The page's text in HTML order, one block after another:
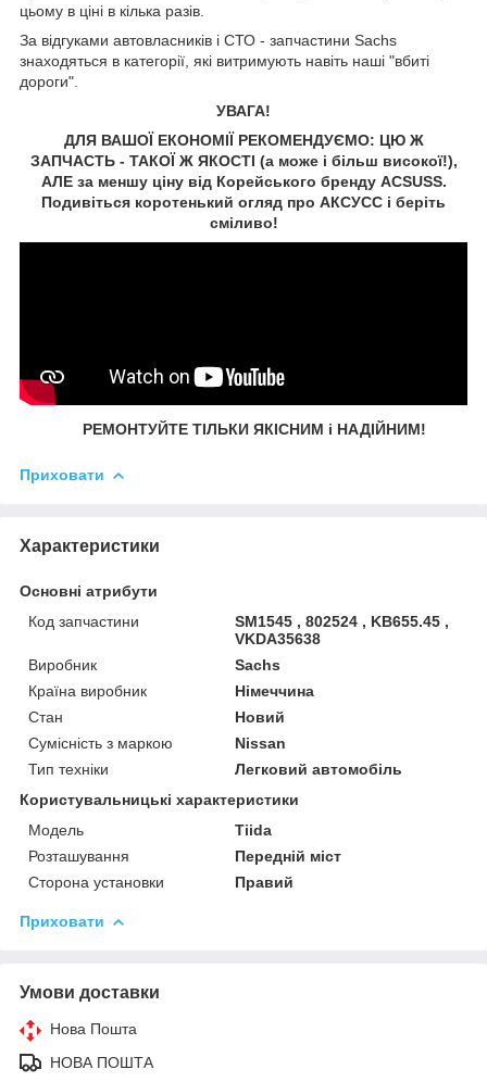
цьому в ціні в кілька разів.
За відгуками автовласників і СТО - запчастини Sachs
знаходяться в категорії, які витримують навіть наші "вбиті
дороги".
УВАГА!
ДЛЯ ВАШОЇ ЕКОНОМІЇ РЕКОМЕНДУЄМО: ЦЮ Ж
ЗАПЧАСТЬ - ТАКОЇ Ж ЯКОСТІ (а може і більш високої!),
АЛЕ за меншу ціну від Корейського бренду ACSUSS.
Подивіться коротенький огляд про АКСУСС і беріть
сміливо!
РЕМОНТУЙТЕ ТІЛЬКИ ЯКІСНИМ і НАДІЙНИМ!
Приховати
Характеристики
Основні атрибути
Код запчастини
SM1545 , 802524 , KB655.45 ,
VKDA35638
Виробник
Sachs
Країна виробник
Німеччина
Стан
Новий
Сумісність з маркою
Nissan
Тип техніки
Легковий автомобіль
Користувальницькі характеристики
Мoдель
Tiida
Розташування
Передній міст
Сторона установки
Правий
Приховати
Умови доставки
Нова Пошта
НОВА ПОШТА